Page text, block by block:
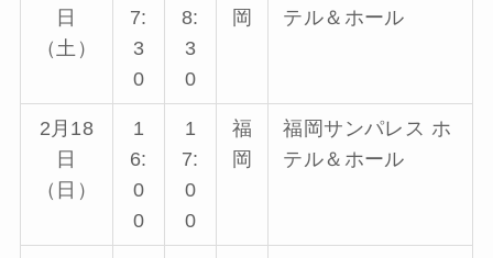
日
（土）
7:
3
0
8:
3
0
岡
テル＆ホール
2月18
日
（日）
1
6:
0
0
1
7:
0
0
福
岡
福岡サンパレス ホ
テル＆ホール